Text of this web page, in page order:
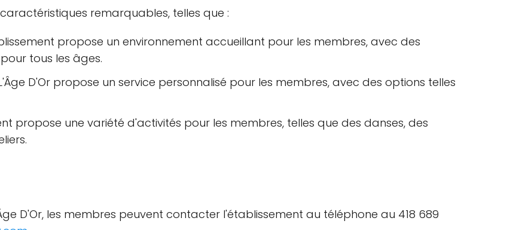
remarquables, telles que :
propose un environnement accueillant pour les membres, avec des
tous les âges.
D'Or propose un service personnalisé pour les membres, avec des options telles
propose une variété d'activités pour les membres, telles que des danses, des
D'Or, les membres peuvent contacter l'établissement au téléphone au 418 689